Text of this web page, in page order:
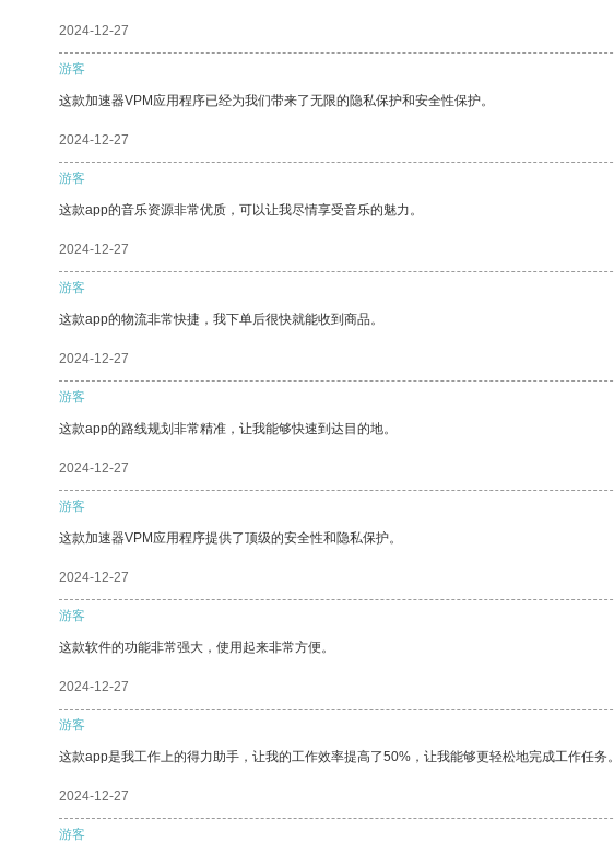
2024-12-27
游客
这款加速器VPM应用程序已经为我们带来了无限的隐私保护和安全性保护。
2024-12-27
游客
这款app的音乐资源非常优质，可以让我尽情享受音乐的魅力。
2024-12-27
游客
这款app的物流非常快捷，我下单后很快就能收到商品。
2024-12-27
游客
这款app的路线规划非常精准，让我能够快速到达目的地。
2024-12-27
游客
这款加速器VPM应用程序提供了顶级的安全性和隐私保护。
2024-12-27
游客
这款软件的功能非常强大，使用起来非常方便。
2024-12-27
游客
这款app是我工作上的得力助手，让我的工作效率提高了50%，让我能够更轻松地完成工作任务。
2024-12-27
游客